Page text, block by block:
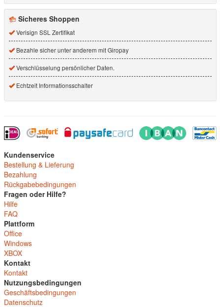
Sicheres Shoppen
Verisign SSL Zertifikat
Bezahle sicher unter anderem mit Giropay
Verschlüsselung persönlicher Daten.
Echtzeit Informationsschalter
Kundenservice
Bestellung & Lieferung
Bezahlung
Rückgabebedingungen
Fragen oder Hilfe?
Hilfe
FAQ
Plattform
Office
Windows
XBOX
Kontakt
Kontakt
Nutzungsbedingungen
Geschäftsbedingungen
Datenschutz